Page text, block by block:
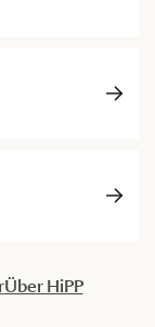
Über HiPP